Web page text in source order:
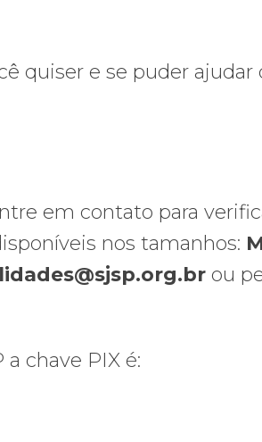
quiser e se puder ajudar
em contato para
nos tamanhos:
ou
chave PIX é: